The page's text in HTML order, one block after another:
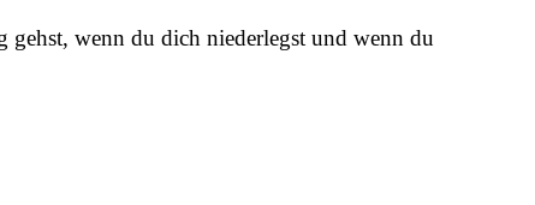
gehst, wenn du dich niederlegst und wenn du